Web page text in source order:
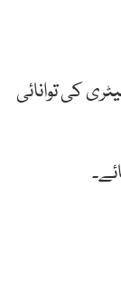
کی توانائی